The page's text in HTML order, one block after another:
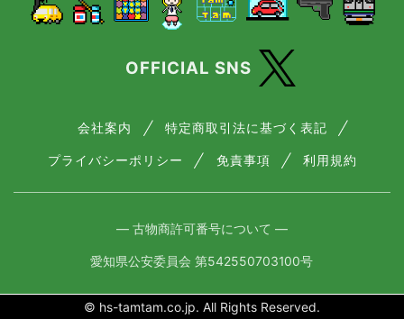
OFFICIAL SNS
会社案内 特定商取引法に基づく表記
プライバシーポリシー 免責事項 利用規約
― 古物商許可番号について ―
愛知県公安委員会 第542550703100号
© hs-tamtam.co.jp. All Rights Reserved.